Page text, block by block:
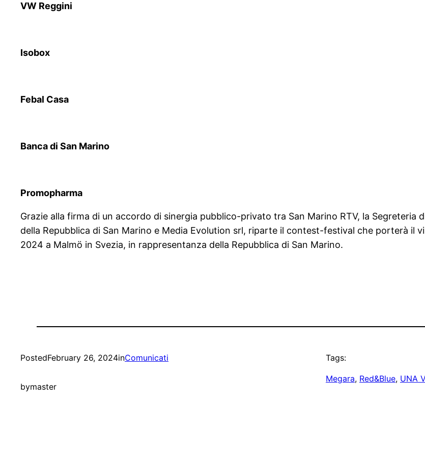
VW Reggini
Isobox
Febal Casa
Banca di San Marino
Promopharma
Grazie alla firma di un accordo di sinergia pubblico-privato tra San Marino RTV, la Segreteria
della Repubblica di San Marino e Media Evolution srl, riparte il contest-festival che porterà il
2024 a Malmö in Svezia, in rappresentanza della Repubblica di San Marino.
PostedFebruary 26, 2024inComunicati
bymaster
Tags:
Megara, Red&Blue, UNA